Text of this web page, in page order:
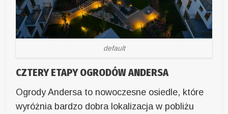
default
CZTERY ETAPY OGRODÓW ANDERSA
Ogrody Andersa to nowoczesne osiedle, które
wyróżnia bardzo dobra lokalizacja w pobliżu